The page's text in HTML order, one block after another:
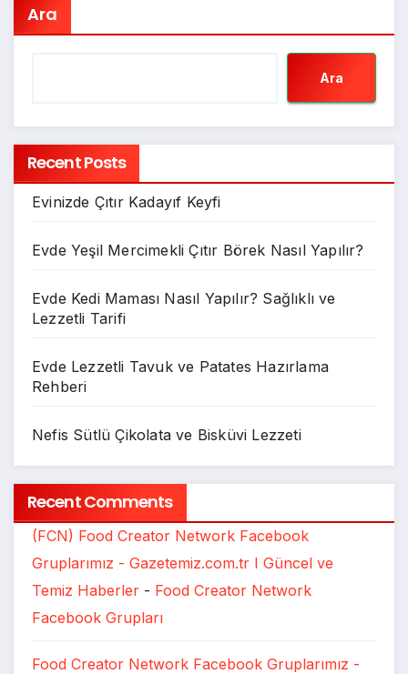
Ara
Ara
Recent Posts
Evinizde Çıtır Kadayıf Keyfi
Evde Yeşil Mercimekli Çıtır Börek Nasıl Yapılır?
Evde Kedi Maması Nasıl Yapılır? Sağlıklı ve
Lezzetli Tarifi
Evde Lezzetli Tavuk ve Patates Hazırlama
Rehberi
Nefis Sütlü Çikolata ve Bisküvi Lezzeti
Recent Comments
(FCN) Food Creator Network Facebook
Gruplarımız - Gazetemiz.com.tr I Güncel ve
Temiz Haberler - Food Creator Network
Facebook Grupları
Food Creator Network Facebook Gruplarımız -